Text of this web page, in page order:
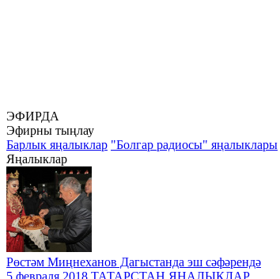
ЭФИРДА
Эфирны тыңлау
Барлык яңалыклар "Болгар радиосы" яңалыклары
Яңалыклар
Рөстәм Миңнеханов Дагыстанда эш сәфәрендә